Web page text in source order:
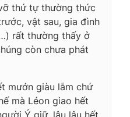
thứ tự thường thức
vật sau, gia đình
rất thường thấy ở
còn chưa phát
mướn giàu lắm chứ
mà Léon giao hết
Ý giữ, lâu lâu hết